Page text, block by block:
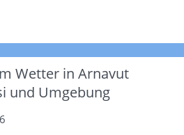
Wetter in Arnavut
und Umgebung